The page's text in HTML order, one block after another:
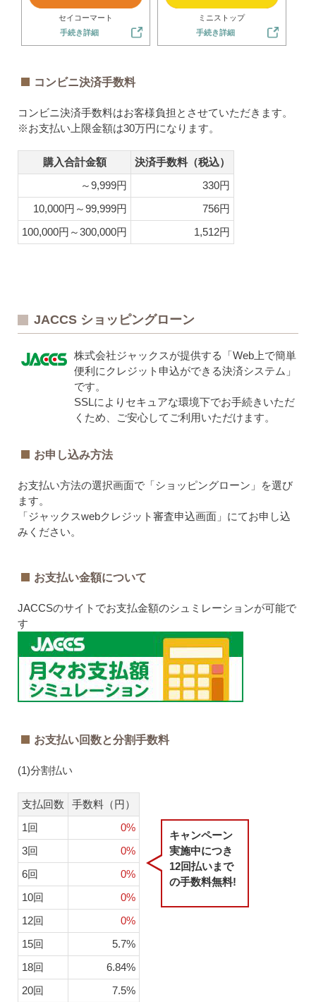
セイコーマート
手続き詳細
ミニストップ
手続き詳細
コンビニ決済手数料
コンビニ決済手数料はお客様負担とさせていただきます。
※お支払い上限金額は30万円になります。
購入合計金額
決済手数料（税込）
～9,999円
330円
10,000円～99,999円
756円
100,000円～300,000円
1,512円
JACCS ショッピングローン
株式会社ジャックスが提供する「Web上で簡単
便利にクレジット申込ができる決済システム」
です。
SSLによりセキュアな環境下でお手続きいただ
くため、ご安心してご利用いただけます。
お申し込み方法
お支払い方法の選択画面で「ショッピングローン」を選び
ます。
「ジャックスwebクレジット審査申込画面」にてお申し込
みください。
お支払い金額について
JACCSのサイトでお支払金額のシュミレーションが可能で
す
お支払い回数と分割手数料
(1)分割払い
支払回数
手数料（円）
1回
0%
3回
0%
6回
0%
10回
0%
12回
0%
15回
5.7%
18回
6.84%
20回
7.5%
キャンペーン
実施中につき
12回払いまで
の手数料無料!